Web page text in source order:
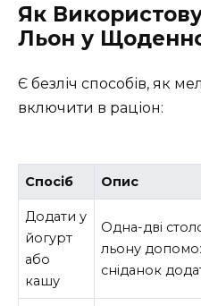
Як
Льон у
Є безліч способів, як
включити в раціон:
Спосіб Опис
Додати у
йогурт
або
кашу
Одна-дві
льону
сніданок